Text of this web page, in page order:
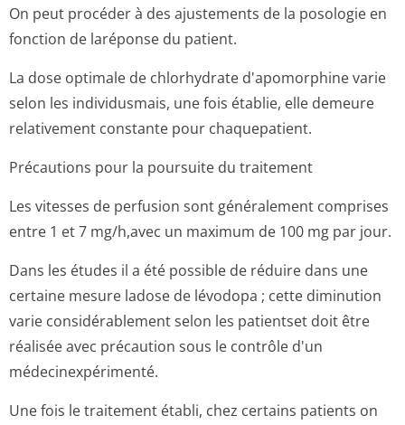
On peut procéder à des ajustements de la posologie en
fonction de laréponse du patient.
La dose optimale de chlorhydrate d'apomorphine varie
selon les individusmais, une fois établie, elle demeure
relativement constante pour chaquepatient.
Précautions pour la poursuite du traitement
Les vitesses de perfusion sont généralement comprises
entre 1 et 7 mg/h,avec un maximum de 100 mg par jour.
Dans les études il a été possible de réduire dans une
certaine mesure ladose de lévodopa ; cette diminution
varie considérablement selon les patientset doit être
réalisée avec précaution sous le contrôle d'un
médecinexpérimenté.
Une fois le traitement établi, chez certains patients on